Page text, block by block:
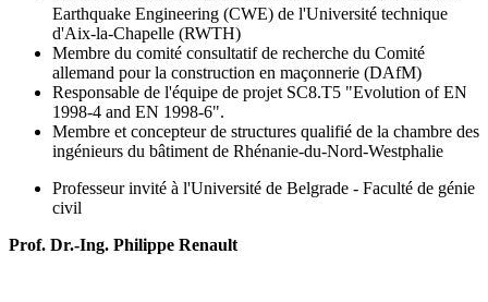
Earthquake Engineering (CWE) de l'Université technique
d'Aix-la-Chapelle (RWTH)
Membre du comité consultatif de recherche du Comité
allemand pour la construction en maçonnerie (DAfM)
Responsable de l'équipe de projet SC8.T5 "Evolution of EN
1998-4 and EN 1998-6".
Membre et concepteur de structures qualifié de la chambre des
ingénieurs du bâtiment de Rhénanie-du-Nord-Westphalie
Professeur invité à l'Université de Belgrade - Faculté de génie
civil
Prof. Dr.-Ing. Philippe Renault